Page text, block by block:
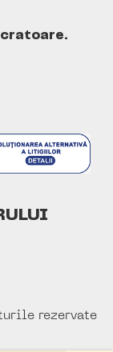
rezervate